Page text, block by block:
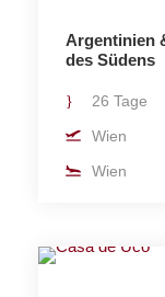
Argentinien
des Südens
26 Tage
Wien
Wien